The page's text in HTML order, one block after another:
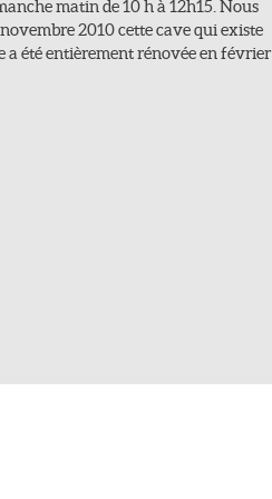
matin de 10 h à 12h15. Nous
2010 cette cave qui existe
a été entièrement rénovée en février